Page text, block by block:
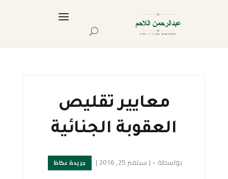
معايير تقليص
العقوبة الجنائية
بواسطة -
| سبتمبر 25, 2016 | جريدة عكاظ